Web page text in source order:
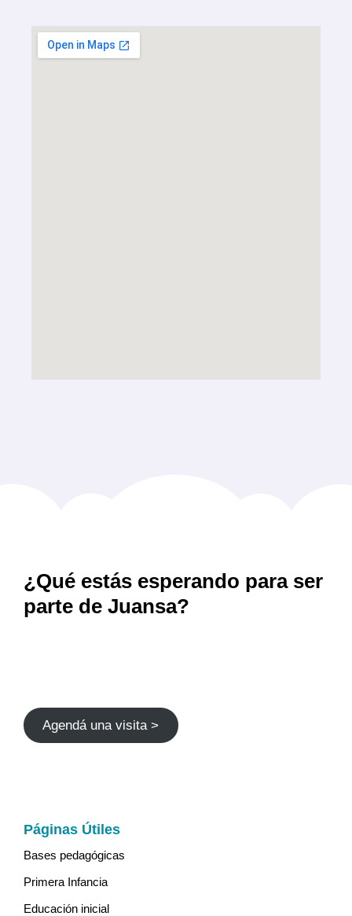
¿Qué estás esperando para ser
parte de Juansa?
Agendá una visita >
Páginas Útiles
Bases pedagógicas
Primera Infancia
Educación inicial